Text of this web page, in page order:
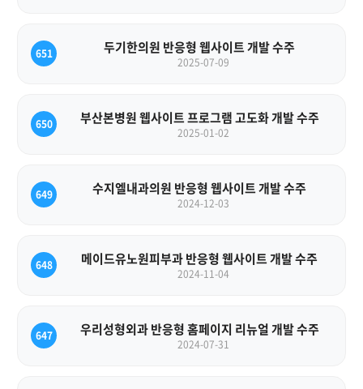
651 두기한의원 반응형 웹사이트 개발 수주
2025-07-09
650 부산본병원 웹사이트 프로그램 고도화 개발 수주
2025-01-02
649 수지엘내과의원 반응형 웹사이트 개발 수주
2024-12-03
648 메이드유노원피부과 반응형 웹사이트 개발 수주
2024-11-04
647 우리성형외과 반응형 홈페이지 리뉴얼 개발 수주
2024-07-31